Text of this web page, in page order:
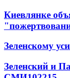
Киевлянке
Зеленскому
Зеленский и